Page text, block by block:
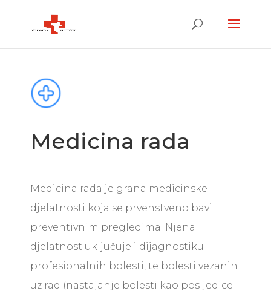
Medicina rada
Medicina rada je grana medicinske
djelatnosti koja se prvenstveno bavi
preventivnim pregledima. Njena
djelatnost uključuje i dijagnostiku
profesionalnih bolesti, te bolesti vezanih
uz rad (nastajanje bolesti kao posljedice